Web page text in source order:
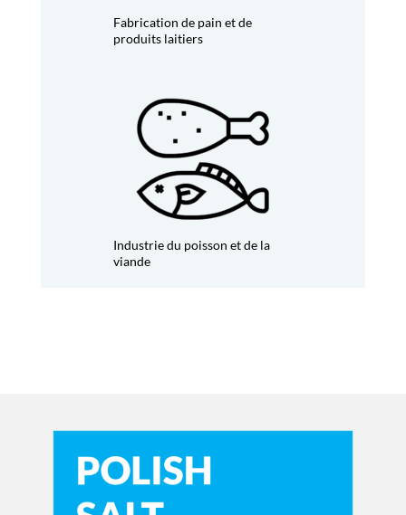
Fabrication de pain et de
produits laitiers
Industrie du poisson et de la
viande